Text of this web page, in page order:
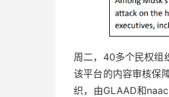
周二，40多个民权组
该平台的内容审核保
织，由GLAAD和